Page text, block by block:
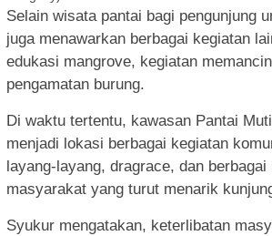
Selain wisata pantai bagi pengunjung
juga menawarkan berbagai kegiatan
edukasi mangrove, kegiatan
pengamatan burung.
Di waktu tertentu, kawasan Pantai
menjadi lokasi berbagai kegiatan
layang-layang, dragrace, dan
masyarakat yang turut menarik
Syukur mengatakan, keterlibatan